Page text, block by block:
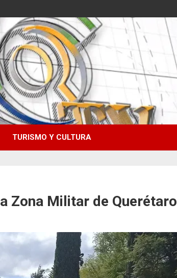
TURISMO Y CULTURA
Zona Militar de Querétaro